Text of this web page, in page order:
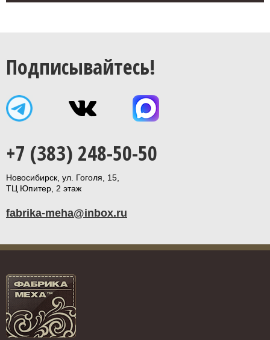
Подписывайтесь!
+7 (383) 248-50-50
Новосибирск, ул. Гоголя, 15,
ТЦ Юпитер, 2 этаж
fabrika-meha@inbox.ru